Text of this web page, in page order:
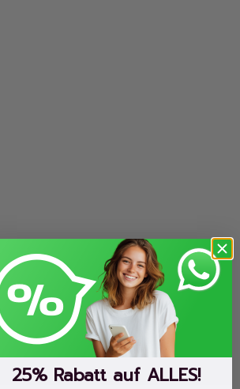
25% Rabatt auf ALLES!